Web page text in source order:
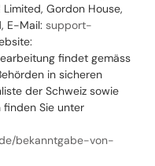
Gordon House,
E-Mail: support-
findet gemäss
in sicheren
der Schweiz sowie
Sie unter
bekanntgabe-von-